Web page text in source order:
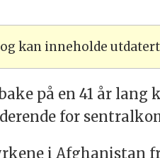
kan inneholde
på en 41 år
for
i Afghanistan